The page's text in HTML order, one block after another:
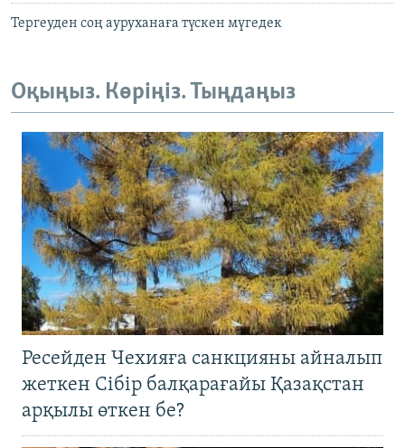
Тергеуден соң ауруханаға түскен мүгедек
Оқыңыз. Көріңіз. Тыңдаңыз
Ресейден Чехияға санкцияны айналып
жеткен Сібір балқарағайы Қазақстан
арқылы өткен бе?